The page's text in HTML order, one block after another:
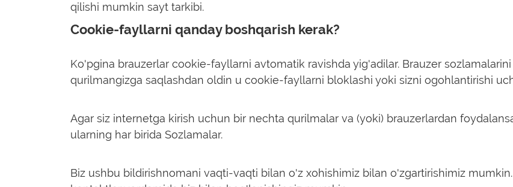
qilishi mumkin sayt tarkibi.
Cookie-fayllarni qanday boshqarish kerak?
Ko'pgina brauzerlar cookie-fayllarni avtomatik ravishda yig'adilar. Brauzer
qurilmangizga saqlashdan oldin u cookie-fayllarni bloklashi yoki sizni ogohlantirishi
Agar siz internetga kirish uchun bir nechta qurilmalar va (yoki) brauzerlardan
ularning har birida Sozlamalar.
Biz ushbu bildirishnomani vaqti-vaqti bilan o'z xohishimiz bilan o'zgartirishimiz mumkin.